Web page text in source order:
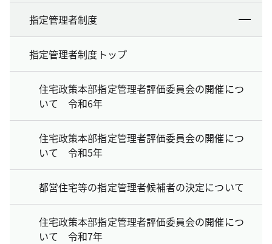
指定管理者制度
指定管理者制度トップ
住宅政策本部指定管理者評価委員会の開催につ
いて 令和6年
住宅政策本部指定管理者評価委員会の開催につ
いて 令和5年
都営住宅等の指定管理者候補者の決定について
住宅政策本部指定管理者評価委員会の開催につ
いて 令和7年